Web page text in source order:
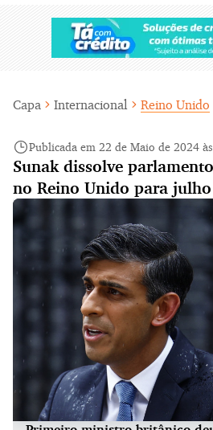
Capa Internacional Reino Unido
Publicada em 22 de Maio de 2024
Sunak dissolve
no Reino Unido para julho